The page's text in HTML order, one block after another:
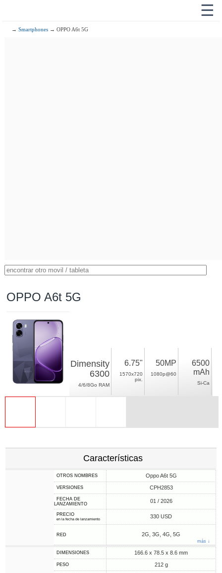
☰
→Smartphones → OPPO A6t 5G
OPPO A6t 5G
Dimensity
6300
4/6/8Go RAM
6.75"
1570x720
pix.
50MP
1080p@60
6500
mAh
Si-Ca
Características
OTROS NOMBRES Oppo A6t 5G
VERSIONES CPH2853
FECHA DE
LANZAMIENTO
01 / 2026
PRECIO
en la fecha de lanzamiento 330 USD
RED 2G, 3G, 4G, 5G
más ↓
DIMENSIONES 166.6 x 78.5 x 8.6 mm
PESO 212 g